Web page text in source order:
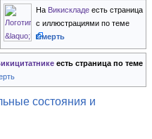
На Викискладеесть страница
с иллюстрациями по теме
Смерть
есть страница по теме
состояния и